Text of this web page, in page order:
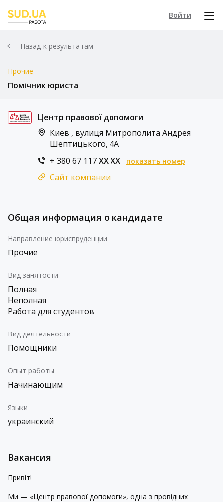
Войти
Назад к результатам
Прочие
Помічник юриста
Центр правової допомоги
Киев , вулиця Митрополита Андрея
Шептицького, 4А
+ 380 67 117XX XX показать номер
Сайт компании
Общая информация о кандидате
Направление юриспруденции
Прочие
Вид занятости
Полная
Неполная
Работа для студентов
Вид деятельности
Помощники
Опыт работы
Начинающим
Языки
украинский
Вакансия
Привіт!
Ми — «Центр правової допомоги», одна з провідних